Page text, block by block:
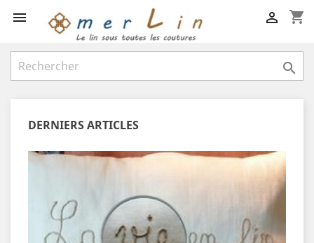
 shopping_cart


DERNIERS ARTICLES